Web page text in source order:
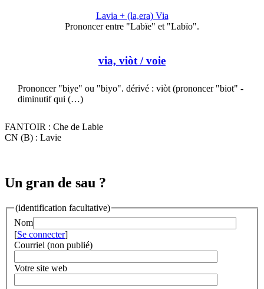
Lavia + (la,era) Via
Prononcer entre "Labïe" et "Labïo".
via, viòt / voie
Prononcer "biye" ou "biyo". dérivé : viòt (prononcer "biot" -
diminutif qui (…)
FANTOIR : Che de Labie
CN (B) : Lavie
Un gran de sau ?
(identification facultative)
Nom
[Se connecter]
Courriel (non publié)
Votre site web